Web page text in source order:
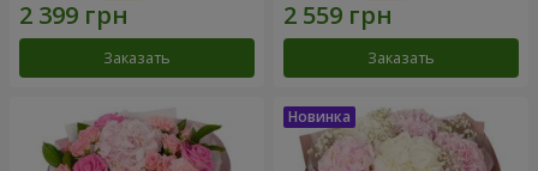
Заказать Заказать